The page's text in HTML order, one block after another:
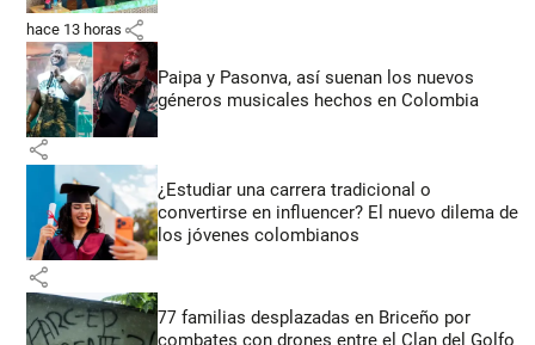
hace 13 horas share
Paipa y Pasonva, así suenan los nuevos
géneros musicales hechos en Colombia
share
¿Estudiar una carrera tradicional o
convertirse en influencer? El nuevo dilema de
los jóvenes colombianos
share
77 familias desplazadas en Briceño por
combates con drones entre el Clan del Golfo